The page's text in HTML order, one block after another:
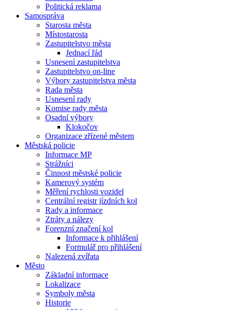
Politická reklama
Samospráva
Starosta města
Místostarosta
Zastupitelstvo města
Jednací řád
Usnesení zastupitelstva
Zastupitelstvo on-line
Výbory zastupitelstva města
Rada města
Usnesení rady
Komise rady města
Osadní výbory
Klokočov
Organizace zřízené městem
Městská policie
Informace MP
Strážníci
Činnost městské policie
Kamerový systém
Měření rychlosti vozidel
Centrální registr jízdních kol
Rady a informace
Ztráty a nálezy
Forenzní značení kol
Informace k přihlášení
Formulář pro přihlášení
Nalezená zvířata
Město
Základní informace
Lokalizace
Symboly města
Historie